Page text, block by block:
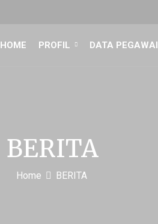
HOME PROFIL DATA PEGAWAI
BERITA
Home BERITA